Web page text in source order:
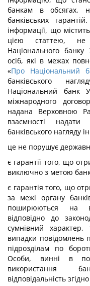
банкам в обсягах,
банківських
інформації, що
цією статтею, не
Національного
осіб, які в межах
«Про Національний
банківського
Національний банк
міжнародного
надана Верховною
взаємності
банківського нагляду
це не порушує
є гарантії того, що
виключно з метою
є гарантія того, що
за межі органу
поширюються на
відповідно до
сумнівний
випадки повідомлень
підрозділам по
Особи, винні в
використання
відповідальність